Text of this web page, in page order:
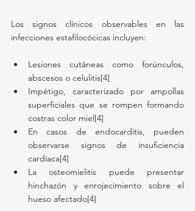
Los signos clínicos observables en las
infecciones estafilocócicas incluyen:
Lesiones cutáneas como forúnculos,
abscesos o celulitis[4]
Impétigo, caracterizado por ampollas
superficiales que se rompen formando
costras color miel[4]
En casos de endocarditis, pueden
observarse signos de insuficiencia
cardíaca[4]
La osteomielitis puede presentar
hinchazón y enrojecimiento sobre el
hueso afectado[4]